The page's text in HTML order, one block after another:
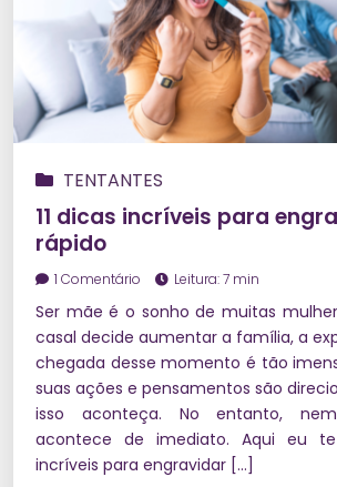
TENTANTES
11 dicas incríveis para
rápido
1 Comentário Leitura: 7 min
Ser mãe é o sonho de muitas
casal decide aumentar a família, a
chegada desse momento é tão
suas ações e pensamentos são
isso aconteça. No entanto,
acontece de imediato. Aqui eu te
incríveis para engravidar […]